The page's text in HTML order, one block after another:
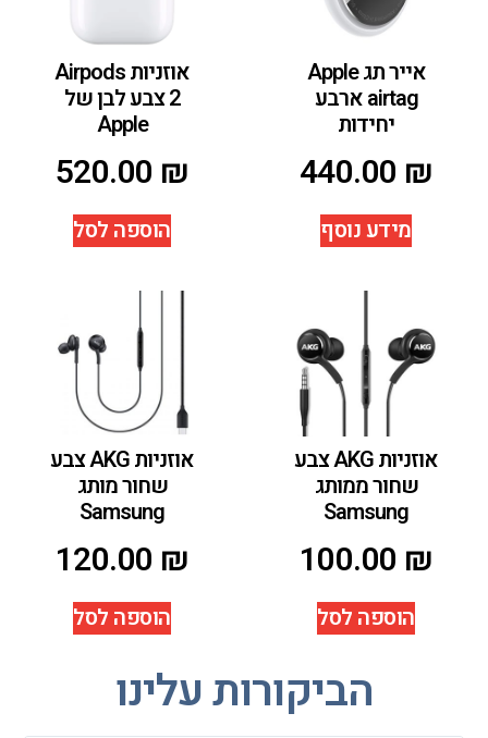
אייר תג Apple
airtag ארבע
יחידות
440.00₪
מידע נוסף
אוזניות Airpods
2 צבע לבן של
Apple
520.00₪
הוספה לסל
אוזניות AKG צבע
שחור ממותג
Samsung
100.00₪
הוספה לסל
אוזניות AKG צבע
שחור מותג
Samsung
120.00₪
הוספה לסל
הביקורות עלינו